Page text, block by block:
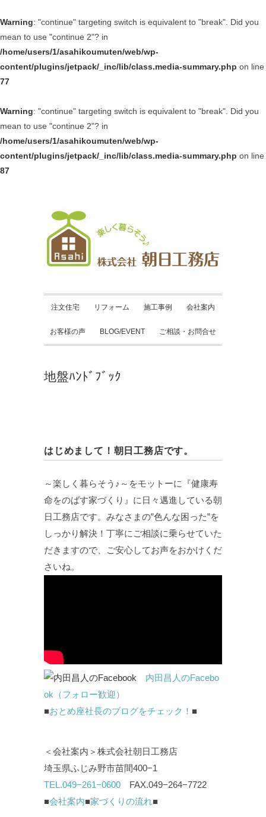
Warning: "continue" targeting switch is equivalent to "break". Did you
mean to use "continue 2"? in
/home/users/1/asahikoumuten/web/wp-
content/plugins/jetpack/_inc/lib/class.media-summary.php on line
77
Warning: "continue" targeting switch is equivalent to "break". Did you
mean to use "continue 2"? in
/home/users/1/asahikoumuten/web/wp-
content/plugins/jetpack/_inc/lib/class.media-summary.php on line
87
注文住宅 リフォーム 施工事例 会社案内
お客様の声 BLOG/EVENT ご相談・お問合せ
地盤ﾊﾝﾄﾞﾌﾞｯｸ
はじめまして！朝日工務店です。
～楽しく暮らそう♪～をモットーに『健康寿
命をのばす家づくり』に日々邁進している朝
日工務店です。みなさまの”色んな困った”を
しっかり解決！丁寧にご相談に乗らせていた
だきますので、ご安心してお声をおかけくだ
さいね。
内田昌人のFacebo
ok（フォロー歓迎）
■おとめ座社長のブログをチェック！ ■
＜会社案内＞株式会社朝日工務店
埼玉県ふじみ野市苗間400−1
TEL.049−261−0600 FAX.049−264−7722
■会社案内■家づくりの流れ■